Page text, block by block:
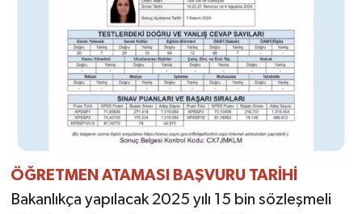
ÖĞRETMEN ATAMASI BAŞVURU TARİHİ
Bakanlıkça yapılacak 2025 yılı 15 bin sözleşmeli